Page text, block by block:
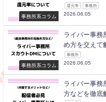
事務所系コラム
還元率 事務所
2026.06.05
事務所系コラム
ライバー事務
め方を交えて
事務所
2026.06.05
ライバー事務
方などを徹底